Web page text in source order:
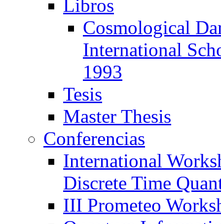
Libros
Cosmological
International
1993
Tesis
Master Thesis
Conferencias
International
Discrete Time
III Prometeo